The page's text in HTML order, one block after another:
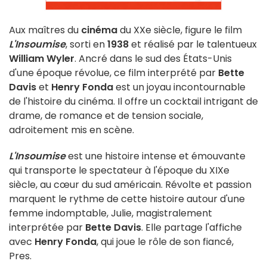
Aux maîtres du cinémadu XXe siècle, figure le film
L'Insoumise, sorti en1938et réalisé par le talentueux
William Wyler. Ancré dans le sud des États-Unis
d'une époque révolue, ce film interprété par Bette
Daviset Henry Fondaest un joyau incontournable
de l'histoire du cinéma. Il offre un cocktail intrigant de
drame, de romance et de tension sociale,
adroitement mis en scène.
L'Insoumiseest une histoire intense et émouvante
qui transporte le spectateur à l'époque du XIXe
siècle, au cœur du sud américain. Révolte et passion
marquent le rythme de cette histoire autour d'une
femme indomptable, Julie, magistralement
interprétée par Bette Davis. Elle partage l'affiche
avec Henry Fonda, qui joue le rôle de son fiancé,
Pres.